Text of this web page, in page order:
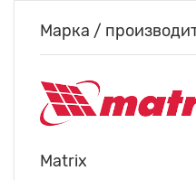
Марка /
Matrix